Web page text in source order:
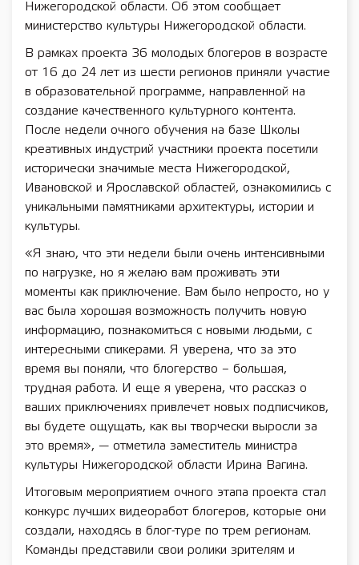
Нижегородской области. Об этом сообщает
министерство культуры Нижегородской области.
В рамках проекта 36 молодых блогеров в возрасте
от 16 до 24 лет из шести регионов приняли участие
в образовательной программе, направленной на
создание качественного культурного контента.
После недели очного обучения на базе Школы
креативных индустрий участники проекта посетили
исторически значимые места Нижегородской,
Ивановской и Ярославской областей, ознакомились с
уникальными памятниками архитектуры, истории и
культуры.
«Я знаю, что эти недели были очень интенсивными
по нагрузке, но я желаю вам проживать эти
моменты как приключение. Вам было непросто, но у
вас была хорошая возможность получить новую
информацию, познакомиться с новыми людьми, с
интересными спикерами. Я уверена, что за это
время вы поняли, что блогерство – большая,
трудная работа. И еще я уверена, что рассказ о
ваших приключениях привлечет новых подписчиков,
вы будете ощущать, как вы творчески выросли за
это время», — отметила заместитель министра
культуры Нижегородской области Ирина Вагина.
Итоговым мероприятием очного этапа проекта стал
конкурс лучших видеоработ блогеров, которые они
создали, находясь в блог-туре по трем регионам.
Команды представили свои ролики зрителям и